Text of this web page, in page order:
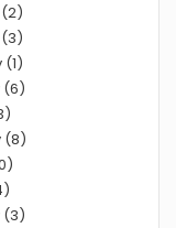
(1)
(6)
(8)
(3)